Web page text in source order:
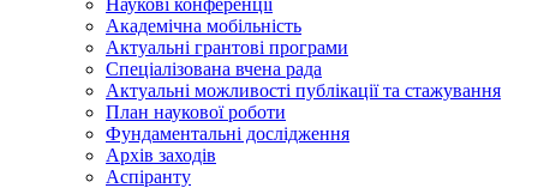
Академічна мобільність
Актуальні грантові програми
Спеціалізована вчена рада
Актуальні можливості публікації та стажування
План наукової роботи
Фундаментальні дослідження
Архів заходів
Аспіранту